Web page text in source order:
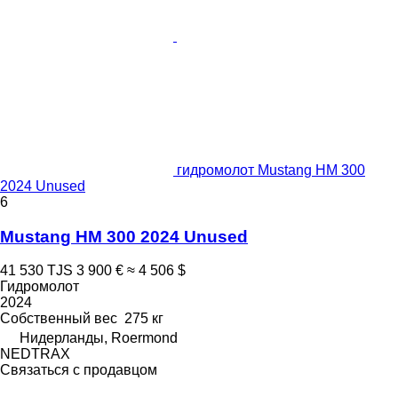
гидромолот Mustang HM 300
2024 Unused
6
Mustang HM 300 2024 Unused
41 530 TJS 3 900 € ≈ 4 506 $
Гидромолот
2024
Собственный вес 275 кг
Нидерланды, Roermond
NEDTRAX
Связаться с продавцом